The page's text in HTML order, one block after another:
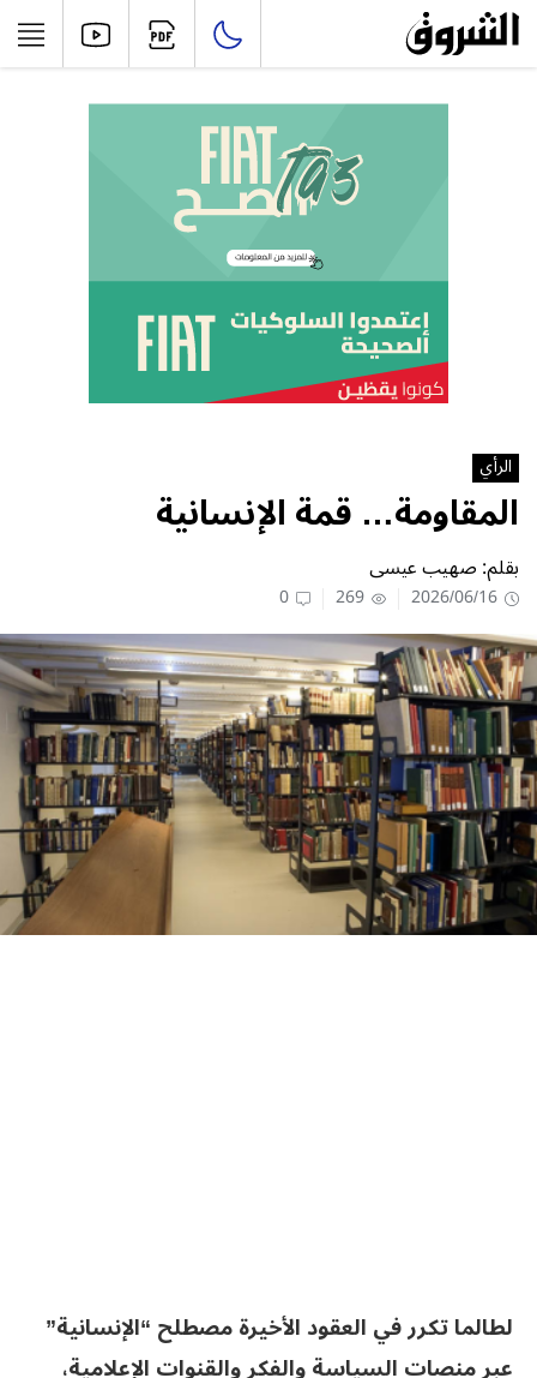
الرأي
المقاومة… قمة الإنسانية
بقلم: صهيب عيسى
2026/06/16
269
0
لطالما تكرر في العقود الأخيرة مصطلح “الإنسانية”
عبر منصات السياسة والفكر والقنوات الإعلامية،